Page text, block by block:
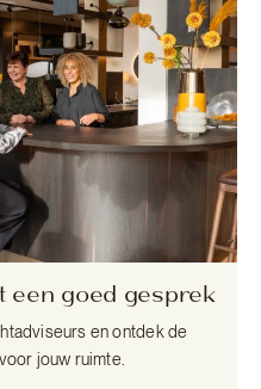
een goed gesprek
en ontdek de
jouw ruimte.